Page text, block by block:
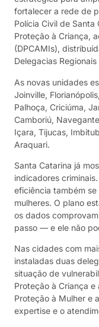
fortalecer a rede de
Polícia Civil de
Proteção à Criança,
(DPCAMIs),
Delegacias
As novas unidades
Joinville,
Palhoça, Criciúma,
Camboriú,
Içara, Tijucas,
Araquari.
Santa Catarina já
indicadores
eficiência também
mulheres. O plano
os dados
passo — e ele não
Nas cidades com
instaladas duas
situação de
Proteção à Criança
Proteção à Mulher e
expertise e o